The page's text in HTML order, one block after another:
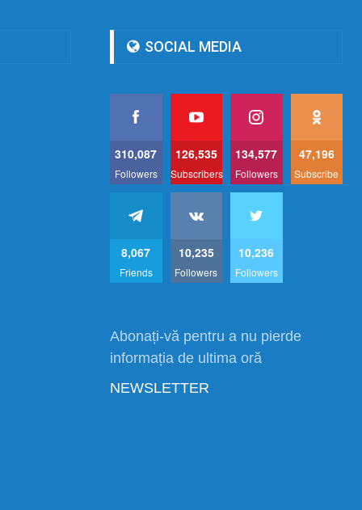
SOCIAL MEDIA
310,087
Followers
126,535
Subscribers
134,577
Followers
47,196
Subscribe
8,067
Friends
10,235
Followers
10,236
Followers
Abonați-vă pentru a nu pierde
informația de ultima oră
NEWSLETTER